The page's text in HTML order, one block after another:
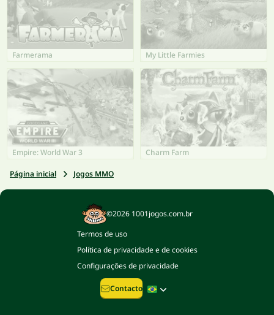
Farmerama My Little Farmies
Empire: World War 3 Charm Farm
Página inicial Jogos MMO
©2026 1001jogos.com.br
Termos de uso
Política de privacidade e de cookies
Configurações de privacidade
Contacto